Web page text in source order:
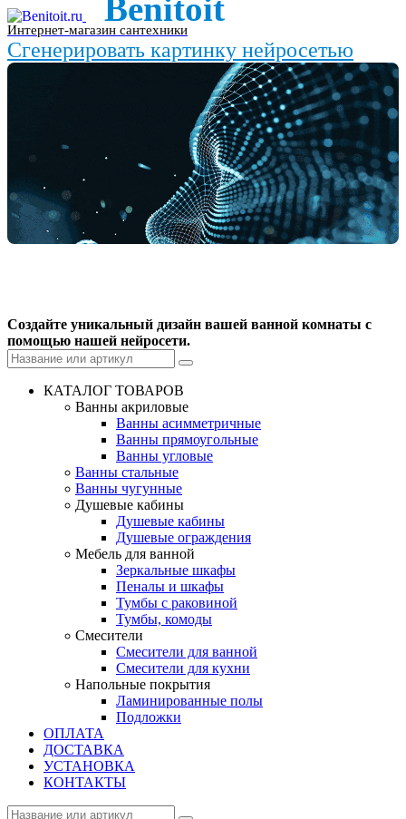
Benitoit
Интернет-магазин сантехники
Сгенерировать картинку нейросетью
Создайте уникальный дизайн вашей ванной комнаты с
помощью нашей нейросети.
КАТАЛОГ ТОВАРОВ
Ванны акриловые
Ванны асимметричные
Ванны прямоугольные
Ванны угловые
Ванны стальные
Ванны чугунные
Душевые кабины
Душевые кабины
Душевые ограждения
Мебель для ванной
Зеркальные шкафы
Пеналы и шкафы
Тумбы с раковиной
Тумбы, комоды
Смесители
Смесители для ванной
Смесители для кухни
Напольные покрытия
Ламинированные полы
Подложки
ОПЛАТА
ДОСТАВКА
УСТАНОВКА
КОНТАКТЫ